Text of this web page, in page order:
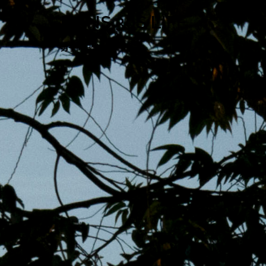
跳
至
主
內
MENS 30S LIFE
男子的日常生活